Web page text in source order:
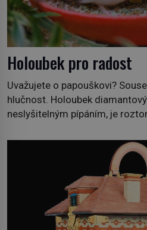
Holoubek pro radost
Uvažujete o papouškovi?
hlučnost. Holoubek
neslyšitelným pípáním, je
klidného ptáčka, který většinu
času tráví na zemi, kde sbírá
domovinou je prakticky celá
pobřežní oblasti. […]